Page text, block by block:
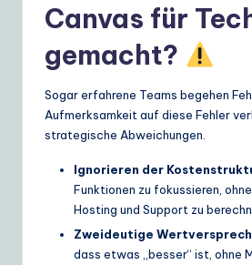
Canvas für
gemacht?
Sogar erfahrene Teams begehen
Aufmerksamkeit auf diese Fehler
strategische Abweichungen.
Ignorieren der
Funktionen zu fokussieren,
Hosting und Support zu
Zweideutige
dass etwas „besser“ ist, ohne